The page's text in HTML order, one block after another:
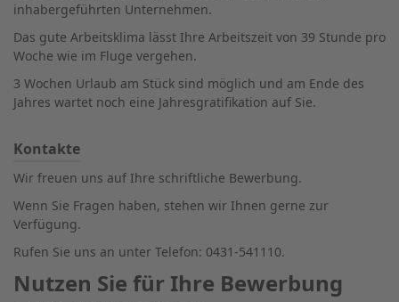
inhabergeführten Unternehmen.
Das gute Arbeitsklima lässt Ihre Arbeitszeit von 39 Stunde pro
Woche wie im Fluge vergehen.
3 Wochen Urlaub am Stück sind möglich und am Ende des
Jahres wartet noch eine Jahresgratifikation auf Sie.
Kontakte
Wir freuen uns auf Ihre schriftliche Bewerbung.
Wenn Sie Fragen haben, stehen wir Ihnen gerne zur
Verfügung.
Rufen Sie uns an unter Telefon: 0431-541110.
Nutzen Sie für Ihre Bewerbung